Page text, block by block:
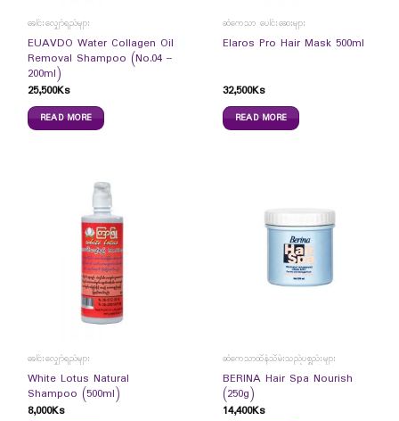
ခေါင်းလျှော်ရည်များ
EUAVDO Water Collagen Oil
Removal Shampoo (No.04 –
200ml)
25,500Ks
READ MORE
ဆံကေသာ ပေါင်းဆေးများ
Elaros Pro Hair Mask 500ml
32,500Ks
READ MORE
ခေါင်းလျှော်ရည်များ
White Lotus Natural
Shampoo (500ml)
8,000Ks
ဆံကေသာထိန်သိမ်းသည့်ပစ္စည်းများ
BERINA Hair Spa Nourish
(250g)
14,400Ks